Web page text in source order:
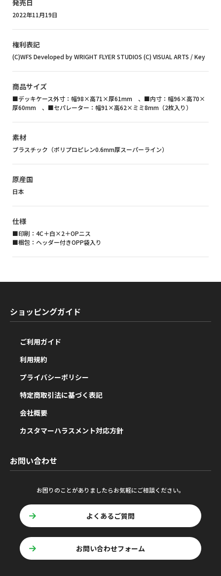
発売日
2022年11月19日
権利表記
(C)WFS Developed by WRIGHT FLYER STUDIOS (C) VISUAL ARTS / Key
商品サイズ
■デッキケース外寸：幅98×高71×厚61mm 、■内寸：幅96×高70×
厚60mm 、■セパレーター：幅91×高62×ミミ8mm（2枚入り）
素材
プラスチック（ポリプロピレン0.6mm厚スーパーライン）
原産国
日本
仕様
■印刷：4C＋白×2＋OPニス
■梱包：ヘッダー付きOPP袋入り
ショッピングガイド
ご利用ガイド
利用規約
プライバシーポリシー
特定商取引法に基づく表記
会社概要
カスタマーハラスメント対応方針
お問い合わせ
お困りのことがありましたらお気軽にご相談ください。
よくあるご質問
お問い合わせフォーム